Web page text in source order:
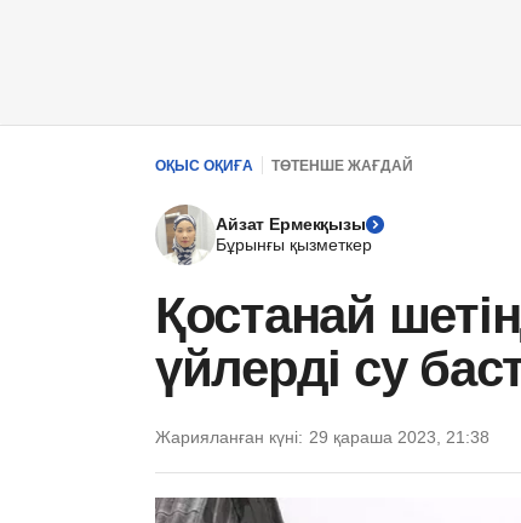
ОҚЫС ОҚИҒА ТӨТЕНШЕ ЖАҒДАЙ
Айзат Ермекқызы
Бұрынғы қызметкер
Қостанай
үйлерді су
Жарияланған күні: 29 қараша 2023, 21:38